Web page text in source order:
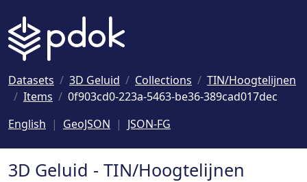
Datasets 3D Geluid Collections
TIN/Hoogtelijnen
Items
0f903cd0-223a-5463-be36-389cad017dec
English
GeoJSON JSON-FG
3D Geluid - TIN/Hoogtelijnen